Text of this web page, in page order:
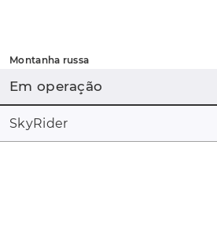
Montanha russa
Em operação
SkyRider